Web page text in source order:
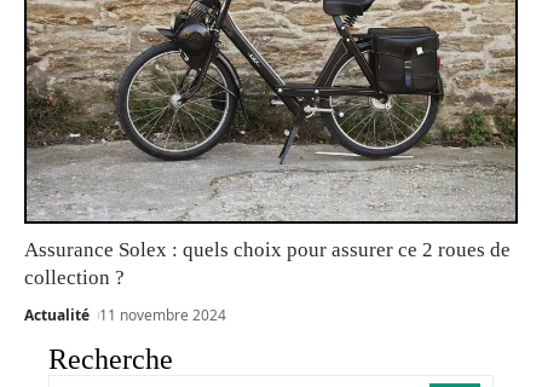
Assurance Solex : quels choix pour assurer ce 2 roues de
collection ?
Actualité 11 novembre 2024
Recherche